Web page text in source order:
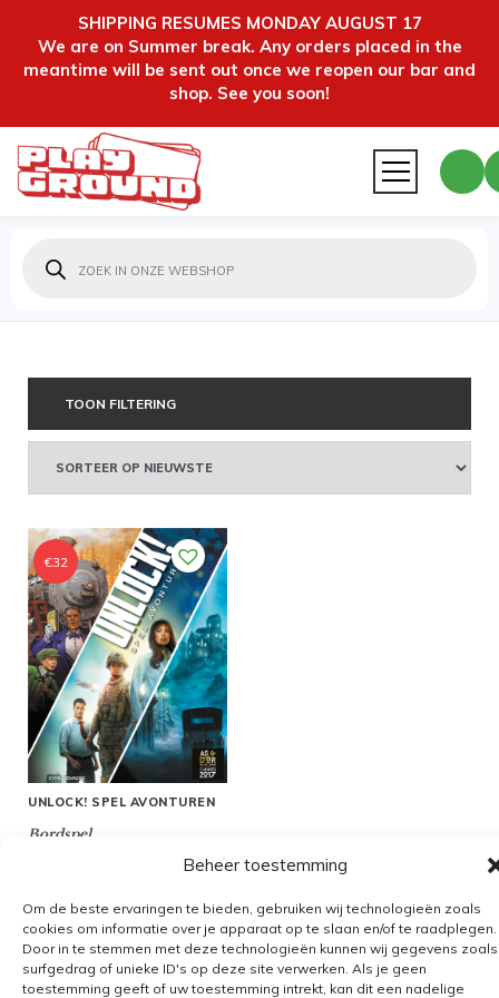
SHIPPING RESUMES MONDAY AUGUST 17
We are on Summer break. Any orders placed in the
meantime will be sent out once we reopen our bar and
shop. See you soon!
Beheer toestemming
Om de beste ervaringen te bieden, gebruiken wij technologieën zoals
cookies om informatie over je apparaat op te slaan en/of te raadplegen.
Door in te stemmen met deze technologieën kunnen wij gegevens zoals
surfgedrag of unieke ID's op deze site verwerken. Als je geen
toestemming geeft of uw toestemming intrekt, kan dit een nadelige
zoeken
TOON FILTERING
UNLOCK! SPEL AVONTUREN
Bordspel
€32
Algemene voorwaarden